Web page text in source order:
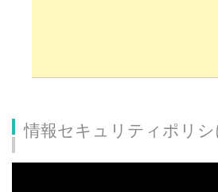
情報セキュリティポリ